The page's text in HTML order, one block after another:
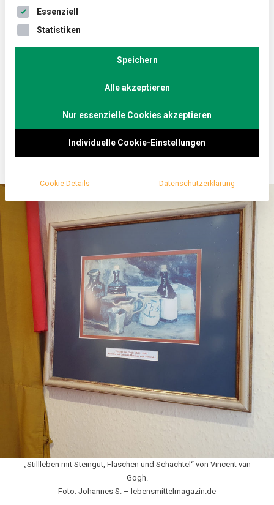
passt fast immer. Die nordrhein-westfälische
Landeshauptstadt gilt als Mekka für die würzig-
einen Abstecher an den Rhein.
Im Amsterdamer Vincent van Gogh-Museum hängt
das „Stillleben mit Steingut, Flaschen und Schachtel“.
Mitten im Bild steht prominent ein Senftopf – nicht
irgendein Senftopf, sondern Düsseldorfer ABB-
„Stillleben mit Steingut, Flaschen und Schachtel“ von Vincent van
Gogh.
Foto: Johannes S. – lebensmittelmagazin.de
Es folgt eine Liste der Service-Gruppen, für die eine
Essenziell
Statistiken
Speichern
Alle akzeptieren
Nur essenzielle Cookies akzeptieren
Individuelle Cookie-Einstellungen
Cookie-Details Datenschutzerklärung